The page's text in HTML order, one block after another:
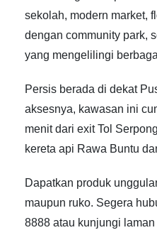
sekolah, modern market,
dengan community park,
yang mengelilingi
Persis berada di dekat
aksesnya, kawasan ini
menit dari exit Tol
kereta api Rawa Buntu
Dapatkan produk
maupun ruko. Segera
8888 atau kunjungi